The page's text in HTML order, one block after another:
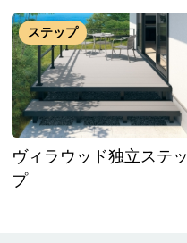
ステップ
ヴィラウッド独立ステッ
プ